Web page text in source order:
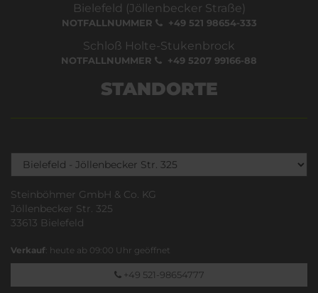
Bielefeld (Jöllenbecker Straße)
NOTFALLNUMMER +49 521 98654-333
Schloß Holte-Stukenbrock
NOTFALLNUMMER +49 5207 99166-88
STANDORTE
Steinböhmer GmbH & Co. KG
Jöllenbecker Str. 325
33613 Bielefeld
Verkauf: heute ab 09:00 Uhr geöffnet
+49 521-98654777